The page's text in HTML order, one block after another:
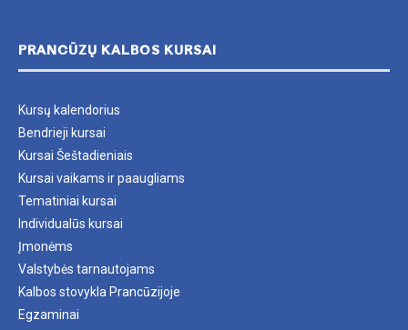
PRANCŪZŲ KALBOS KURSAI
Kursų kalendorius
Bendrieji kursai
Kursai Šeštadieniais
Kursai vaikams ir paaugliams
Tematiniai kursai
Individualūs kursai
Įmonėms
Valstybės tarnautojams
Kalbos stovykla Prancūzijoje
Egzaminai